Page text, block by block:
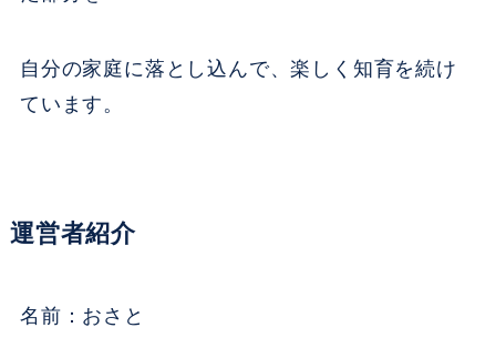
自分の家庭に落とし込んで、楽しく知育を続け
ています。
運営者紹介
名前：おさと